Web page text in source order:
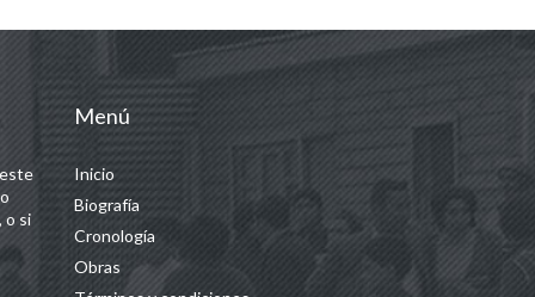
o si
Menú
Inicio
Biografía
Cronología
Obras